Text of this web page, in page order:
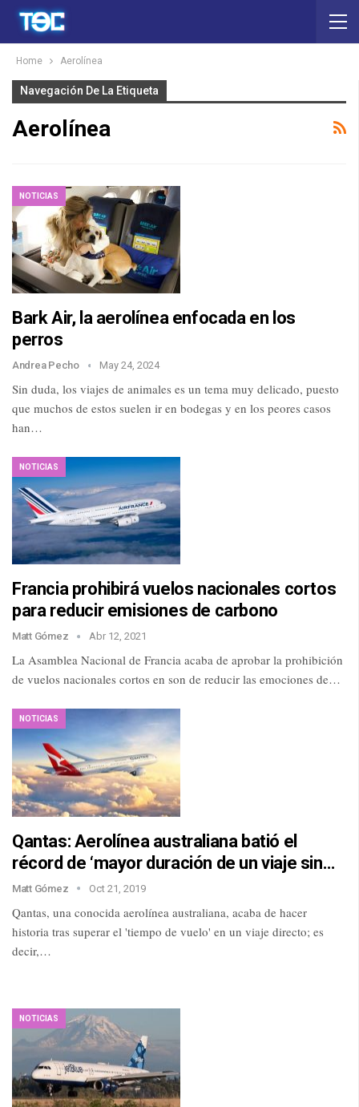
Home Aerolínea
Navegación De La Etiqueta
Aerolínea
NOTICIAS
Bark Air, la aerolínea enfocada en los
perros
Andrea Pecho May 24, 2024
Sin duda, los viajes de animales es un tema muy delicado, puesto
que muchos de estos suelen ir en bodegas y en los peores casos
han…
NOTICIAS
Francia prohibirá vuelos nacionales cortos
para reducir emisiones de carbono
Matt Gómez Abr 12, 2021
La Asamblea Nacional de Francia acaba de aprobar la prohibición
de vuelos nacionales cortos en son de reducir las emociones de…
NOTICIAS
Qantas: Aerolínea australiana batió el
récord de ‘mayor duración de un viaje sin…
Matt Gómez Oct 21, 2019
Qantas, una conocida aerolínea australiana, acaba de hacer
historia tras superar el 'tiempo de vuelo' en un viaje directo; es
decir,…
NOTICIAS